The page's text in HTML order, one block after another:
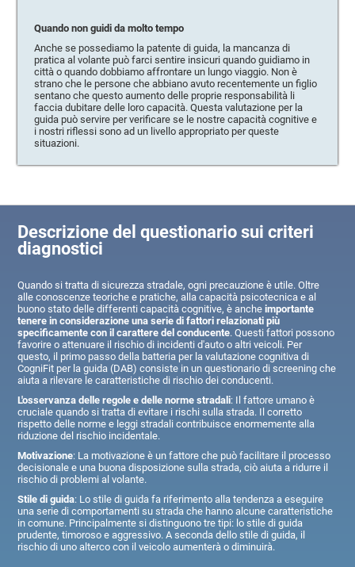
Quando non guidi da molto tempo
Anche se possediamo la patente di guida, la mancanza di
pratica al volante può farci sentire insicuri quando guidiamo in
città o quando dobbiamo affrontare un lungo viaggio. Non è
strano che le persone che abbiano avuto recentemente un figlio
sentano che questo aumento delle proprie responsabilità li
faccia dubitare delle loro capacità. Questa valutazione per la
guida può servire per verificare se le nostre capacità cognitive e
i nostri riflessi sono ad un livello appropriato per queste
situazioni.
Descrizione del questionario sui criteri
diagnostici
Quando si tratta di sicurezza stradale, ogni precauzione è utile. Oltre
alle conoscenze teoriche e pratiche, alla capacità psicotecnica e al
buono stato delle differenti capacità cognitive, è ancheimportante
tenere in considerazione una serie di fattori relazionati più
specificamente con il carattere del conducente. Questi fattori possono
favorire o attenuare il rischio di incidenti d'auto o altri veicoli. Per
questo, il primo passo della batteria per la valutazione cognitiva di
CogniFit per la guida (DAB) consiste in un questionario di screening che
aiuta a rilevare le caratteristiche di rischio dei conducenti.
L'osservanza delle regole e delle norme stradali: Il fattore umano è
cruciale quando si tratta di evitare i rischi sulla strada. Il corretto
rispetto delle norme e leggi stradali contribuisce enormemente alla
riduzione del rischio incidentale.
Motivazione: La motivazione è un fattore che può facilitare il processo
decisionale e una buona disposizione sulla strada, ciò aiuta a ridurre il
rischio di problemi al volante.
Stile di guida: Lo stile di guida fa riferimento alla tendenza a eseguire
una serie di comportamenti su strada che hanno alcune caratteristiche
in comune. Principalmente si distinguono tre tipi: lo stile di guida
prudente, timoroso e aggressivo. A seconda dello stile di guida, il
rischio di uno alterco con il veicolo aumenterà o diminuirà.